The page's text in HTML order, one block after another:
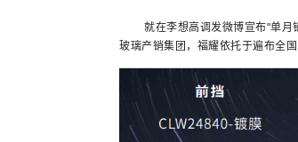
就在李想高调发微博宣布"单月销
玻璃产销集团，福耀依托于遍布全